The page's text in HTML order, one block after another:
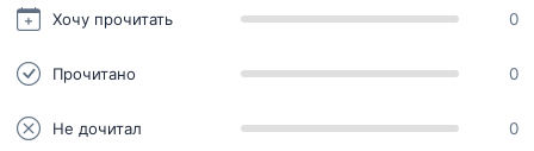
Хочу прочитать 0
Прочитано 0
Не дочитал 0